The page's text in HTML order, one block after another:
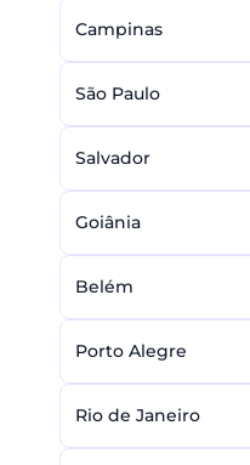
Campinas
São Paulo
Salvador
Goiânia
Belém
Porto Alegre
Rio de Janeiro